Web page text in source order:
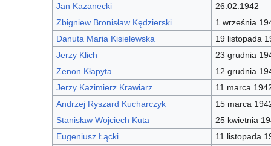
Jan Kazanecki
26.02.1942
Zbigniew Bronisław Kędzierski
1 września
Danuta Maria Kisielewska
19 listopada
Jerzy Klich
23 grudnia
Zenon Kłapyta
12 grudnia
Jerzy Kazimierz Krawiarz
11 marca
Andrzej Ryszard Kucharczyk
15 marca
Stanisław Wojciech Kuta
25 kwietnia
Eugeniusz Łącki
11 listopada